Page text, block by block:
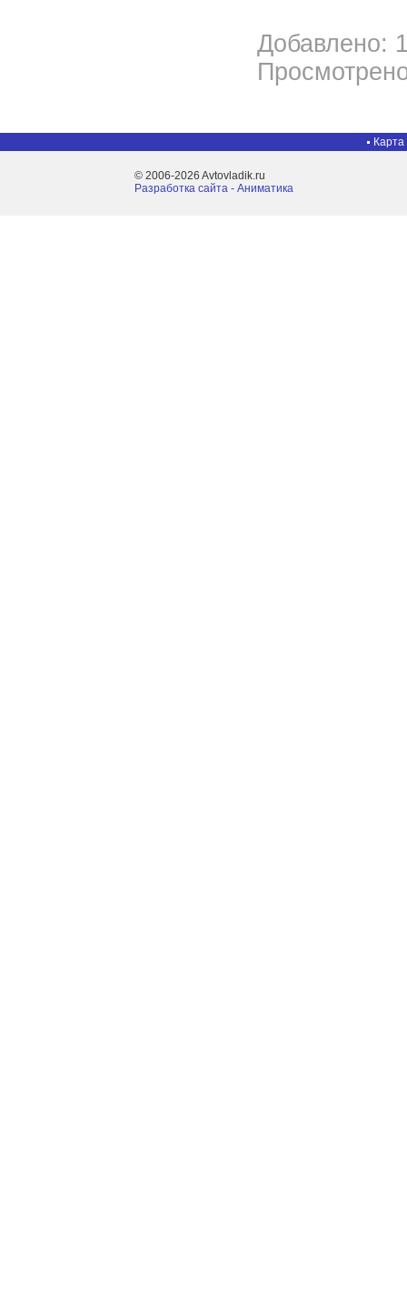
Добавлено:
Карта
© 2006-2026 Avtovladik.ru
Разработка сайта - Aниматика